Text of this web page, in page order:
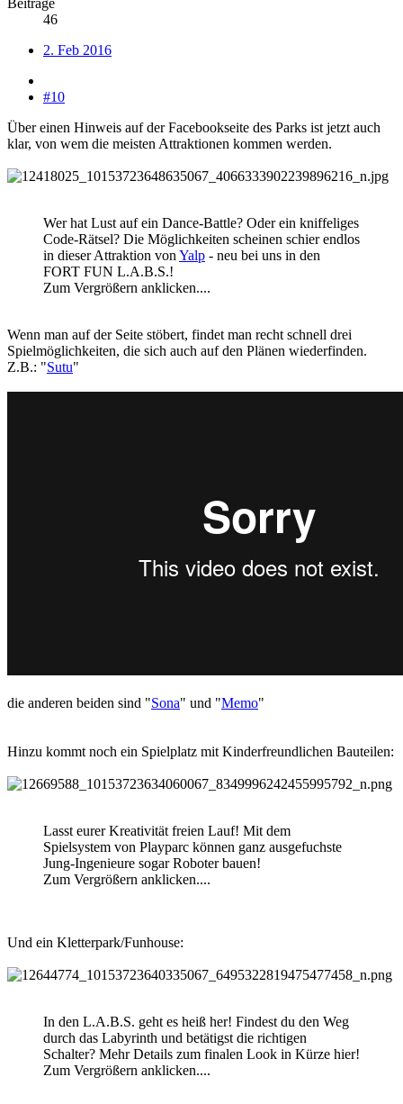
Beiträge
46
2. Feb 2016
#10
Über einen Hinweis auf der Facebookseite des Parks ist jetzt auch
klar, von wem die meisten Attraktionen kommen werden.
Wer hat Lust auf ein Dance-Battle? Oder ein kniffeliges
Code-Rätsel? Die Möglichkeiten scheinen schier endlos
in dieser Attraktion von Yalp - neu bei uns in den
FORT FUN L.A.B.S.!
Zum Vergrößern anklicken....
Wenn man auf der Seite stöbert, findet man recht schnell drei
Spielmöglichkeiten, die sich auch auf den Plänen wiederfinden.
Z.B.: "Sutu"
die anderen beiden sind "Sona" und "Memo"
Hinzu kommt noch ein Spielplatz mit Kinderfreundlichen Bauteilen:
Lasst eurer Kreativität freien Lauf! Mit dem
Spielsystem von Playparc können ganz ausgefuchste
Jung-Ingenieure sogar Roboter bauen!
Zum Vergrößern anklicken....
Und ein Kletterpark/Funhouse:
In den L.A.B.S. geht es heiß her! Findest du den Weg
durch das Labyrinth und betätigst die richtigen
Schalter? Mehr Details zum finalen Look in Kürze hier!
Zum Vergrößern anklicken....